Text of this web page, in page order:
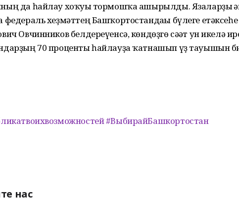
да һайлау хоҡуғы тормошҡа ашырылды. Язаларҙы
федераль хеҙмәттең Башҡортостандағы бүлеге
Овчинников белдереүенсә, көндөҙгө сәғәт ун икелә
70 проценты һайлауҙа ҡатнашып үҙ тауышын
#ВыбирайБашкортостан
нас